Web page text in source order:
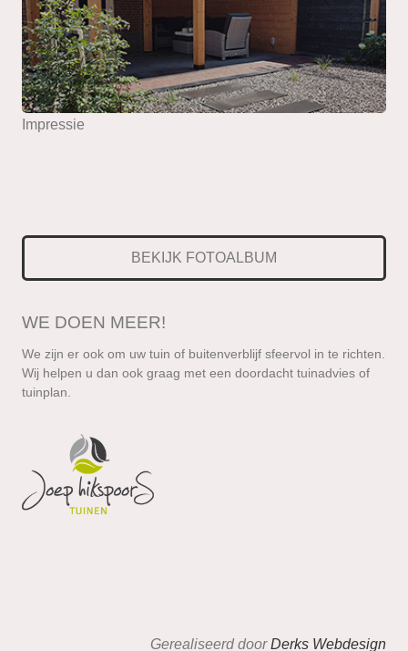
Impressie
BEKIJK FOTOALBUM
WE DOEN MEER!
We zijn er ook om uw tuin of buitenverblijf sfeervol in te richten.
Wij helpen u dan ook graag met een doordacht tuinadvies of
tuinplan.
Gerealiseerd doorDerks Webdesign